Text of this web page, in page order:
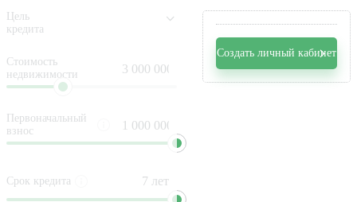
Цель
кредита
Стоимость
недвижимости
Первоначальный
взнос
Срок кредита
Создать личный кабинет